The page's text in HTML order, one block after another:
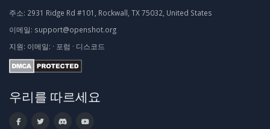
주소: 2931 Ridge Rd #101, Rockwall, TX 75032, United States
이메일: support@openshot.org
지원: 이메일: · 포럼 · 디스코드
우리를 따르세요